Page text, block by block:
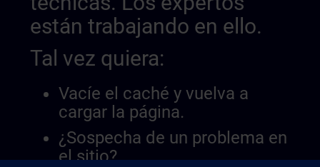
están trabajando en ello.
Tal vez quiera:
Vacíe el caché y vuelva a
cargar la página.
¿Sospecha de un problema en
el sitio?